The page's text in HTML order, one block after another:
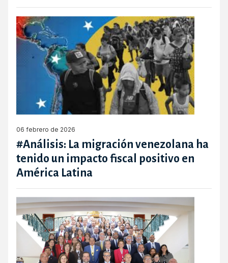
06 febrero de 2026
#Análisis: La migración venezolana ha
tenido un impacto fiscal positivo en
América Latina